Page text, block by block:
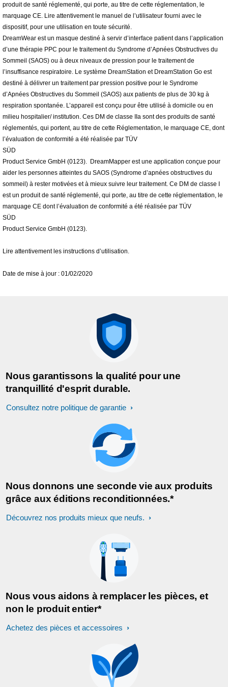
produit de santé réglementé, qui porte, au titre de cette réglementation, le
marquage CE. Lire attentivement le manuel de l’utilisateur fourni avec le
dispositif, pour une utilisation en toute sécurité.
DreamWear est un masque destiné à servir d’interface patient dans l’application
d’une thérapie PPC pour le traitement du Syndrome d’Apnées Obstructives du
Sommeil (SAOS) ou à deux niveaux de pression pour le traitement de
l’insuffisance respiratoire. Le système DreamStation et DreamStation Go est
destiné à délivrer un traitement par pression positive pour le Syndrome
d’Apnées Obstructives du Sommeil (SAOS) aux patients de plus de 30 kg à
respiration spontanée. L’appareil est conçu pour être utilisé à domicile ou en
milieu hospitalier/ institution. Ces DM de classe IIa sont des produits de santé
réglementés, qui portent, au titre de cette Réglementation, le marquage CE, dont
l’évaluation de conformité a été réalisée par TÜV
SÜD
Product Service GmbH (0123). DreamMapper est une application conçue pour
aider les personnes atteintes du SAOS (Syndrome d’apnées obstructives du
sommeil) à rester motivées et à mieux suivre leur traitement. Ce DM de classe I
est un produit de santé réglementé, qui porte, au titre de cette réglementation, le
marquage CE dont l’évaluation de conformité a été réalisée par TÜV
SÜD
Product Service GmbH (0123).
Lire attentivement les instructions d’utilisation.
Date de mise à jour : 01/02/2020
Nous garantissons la qualité pour une
tranquillité d'esprit durable.
Consultez notre politique de garantie
Nous donnons une seconde vie aux produits
grâce aux éditions reconditionnées.*
Découvrez nos produits mieux que neufs.
Nous vous aidons à remplacer les pièces, et
non le produit entier*
Achetez des pièces et accessoires